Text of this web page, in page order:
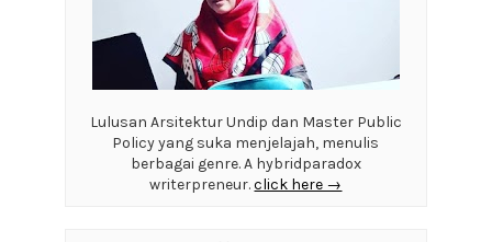
Lulusan Arsitektur Undip dan Master Public
Policy yang suka menjelajah, menulis
berbagai genre. A hybridparadox
writerpreneur.click here →